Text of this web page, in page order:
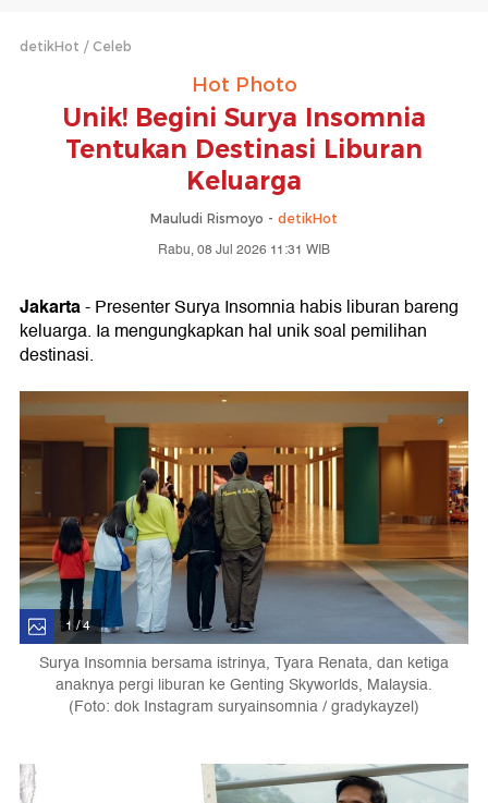
detikHot Celeb
Hot Photo
Unik! Begini Surya Insomnia
Tentukan Destinasi Liburan
Keluarga
Mauludi Rismoyo - detikHot
Rabu, 08 Jul 2026 11:31 WIB
Jakarta- Presenter Surya Insomnia habis liburan bareng
keluarga. Ia mengungkapkan hal unik soal pemilihan
destinasi.
1 / 4
Surya Insomnia bersama istrinya, Tyara Renata, dan ketiga
anaknya pergi liburan ke Genting Skyworlds, Malaysia.
(Foto: dok Instagram suryainsomnia / gradykayzel)